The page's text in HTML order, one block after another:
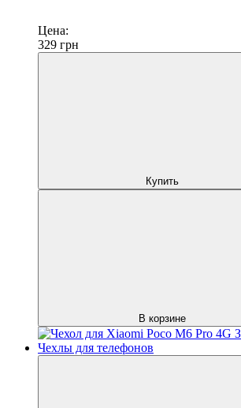
Цена:
329 грн
Купить
В корзине